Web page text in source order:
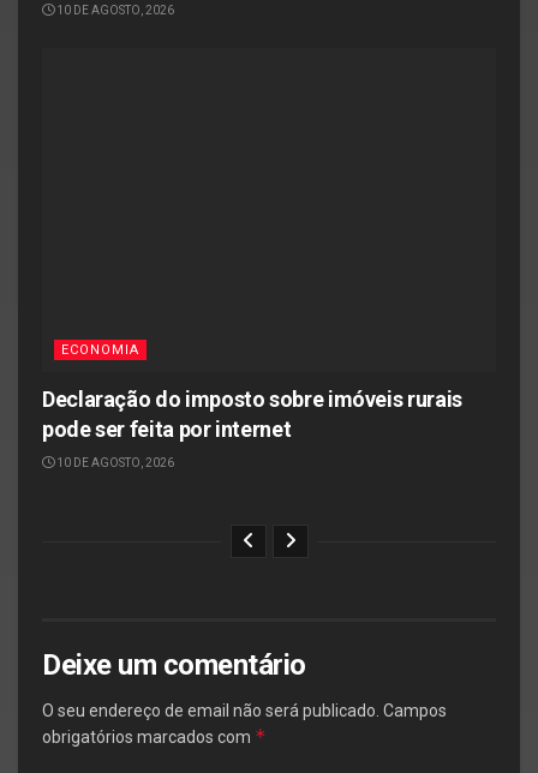
10 DE AGOSTO, 2026
ECONOMIA
Declaração do imposto sobre imóveis rurais
pode ser feita por internet
10 DE AGOSTO, 2026
Deixe um comentário
O seu endereço de email não será publicado. Campos
obrigatórios marcados com *